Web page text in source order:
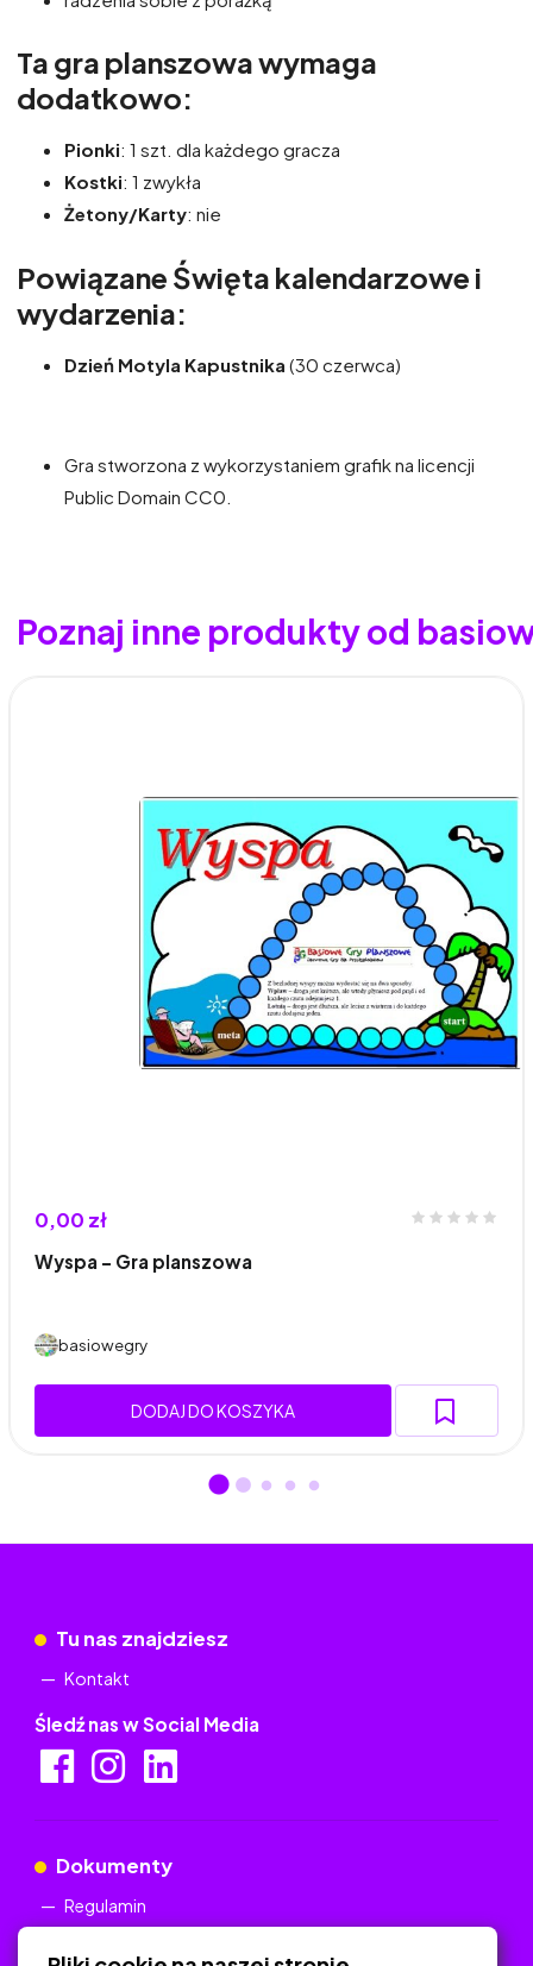
Ta gra planszowa wymaga
dodatkowo:
Pionki: 1 szt. dla każdego gracza
Kostki: 1 zwykła
Żetony/Karty: nie
Powiązane Święta kalendarzowe i
wydarzenia:
Dzień Motyla Kapustnika (30 czerwca)
Gra stworzona z wykorzystaniem grafik na licencji
Public Domain CC0.
Poznaj inne produkty od
0,00 zł
Wyspa – Gra planszowa
basiowegry
DODAJ DO KOSZYKA
Tu nas znajdziesz
Kontakt
Śledź nas w Social Media
Dokumenty
Regulamin